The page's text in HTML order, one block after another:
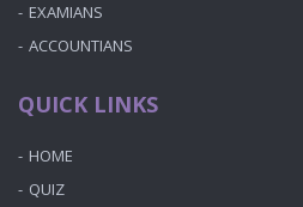
EXAMIANS
ACCOUNTIANS
QUICK LINKS
HOME
QUIZ